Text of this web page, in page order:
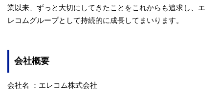
業以来、ずっと大切にしてきたことをこれからも追求し、エ
レコムグループとして持続的に成長してまいります。
会社概要
会社名 ：エレコム株式会社